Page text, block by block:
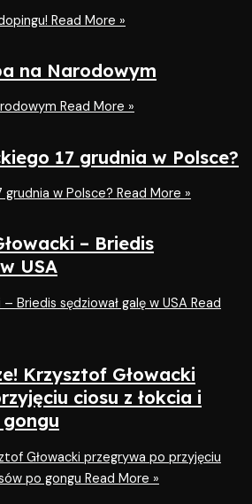
Read More »
na Narodowym
Read More »
17 grudnia w Polsce?
grudnia w Polsce? Read More »
– Briedis
USA
Briedis sędziował galę w USA Read
Krzysztof Głowacki
ciosu z łokcia i
Głowacki przegrywa po przyjęciu
po gongu Read More »